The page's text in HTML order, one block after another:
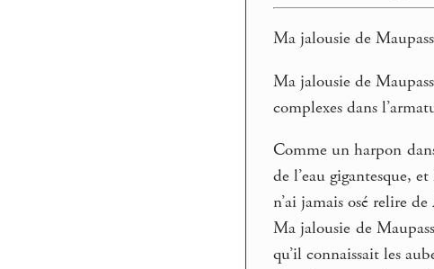
Ma jalousie de
Ma jalousie de
complexes dans
Comme un harpon
de l’eau gigantesque,
n’ai jamais osé relire de
Ma jalousie de
qu’il connaissait les